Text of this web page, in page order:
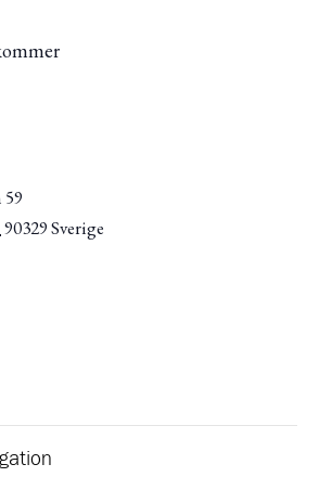
90329Sverige